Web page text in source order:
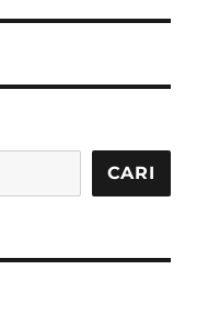
CARI